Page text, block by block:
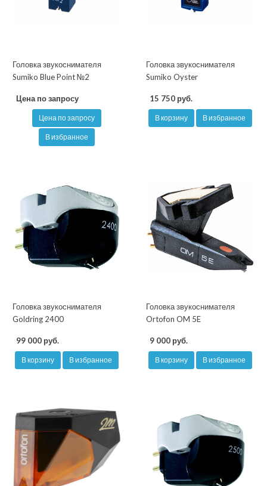
Головка звукоснимателя
Sumiko Blue Point №2
Цена по запросу
Цена по запросу
В избранное
Головка звукоснимателя
Sumiko Oyster
15 750 руб.
В корзину В избранное
Головка звукоснимателя
Goldring 2400
99 000 руб.
В корзину В избранное
Головка звукоснимателя
Ortofon OM 5E
9 000 руб.
В корзину В избранное